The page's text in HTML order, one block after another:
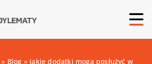
» Blog » Jakie dodatki mogą posłużyć w